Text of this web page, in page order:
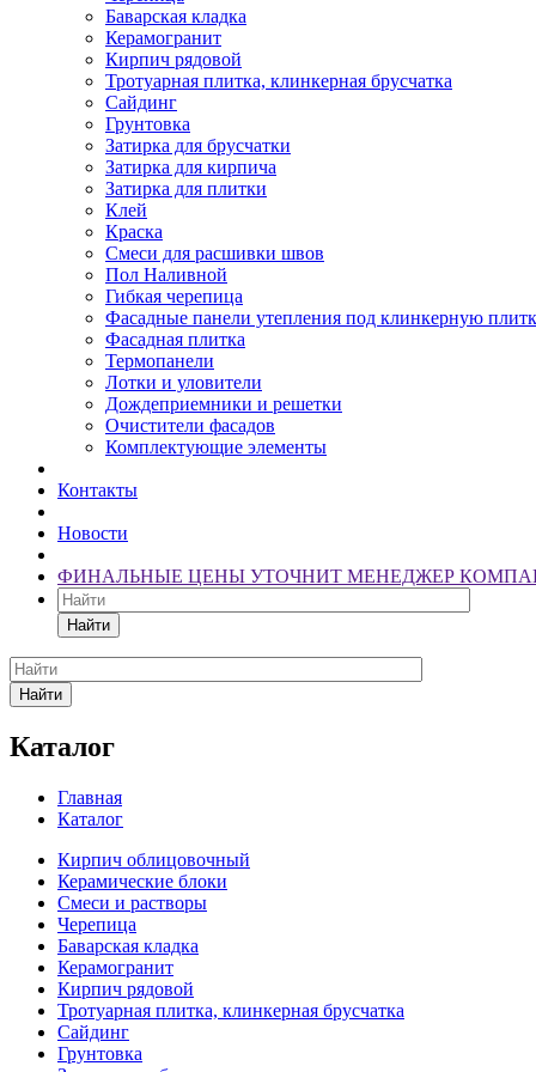
Баварская кладка
Керамогранит
Кирпич рядовой
Тротуарная плитка, клинкерная брусчатка
Сайдинг
Грунтовка
Затирка для брусчатки
Затирка для кирпича
Затирка для плитки
Клей
Краска
Смеси для расшивки швов
Пол Наливной
Гибкая черепица
Фасадные панели утепления под клинкерную
Фасадная плитка
Термопанели
Лотки и уловители
Дождеприемники и решетки
Очистители фасадов
Комплектующие элементы
Контакты
Новости
ФИНАЛЬНЫЕ ЦЕНЫ УТОЧНИТ МЕНЕДЖЕР
Найти
Найти
Каталог
Главная
Каталог
Кирпич облицовочный
Керамические блоки
Смеси и растворы
Черепица
Баварская кладка
Керамогранит
Кирпич рядовой
Тротуарная плитка, клинкерная брусчатка
Сайдинг
Грунтовка